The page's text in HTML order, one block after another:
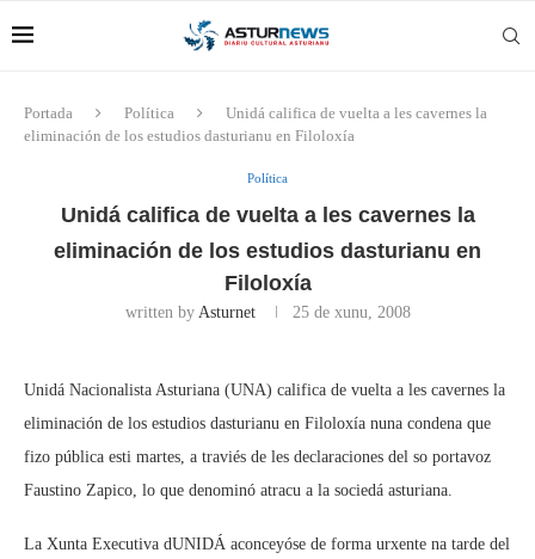
Portada Política
Unidá califica de vuelta a les cavernes la
eliminación de los estudios dasturianu en Filoloxía
Política
Unidá califica de vuelta a les cavernes la
eliminación de los estudios dasturianu en
Filoloxía
written by Asturnet 25 de xunu, 2008
Unidá Nacionalista Asturiana (UNA) califica de vuelta a les cavernes la
eliminación de los estudios dasturianu en Filoloxía nuna condena que
fizo pública esti martes, a traviés de les declaraciones del so portavoz
Faustino Zapico, lo que denominó atracu a la sociedá asturiana.
La Xunta Executiva dUNIDÁ aconceyóse de forma urxente na tarde del